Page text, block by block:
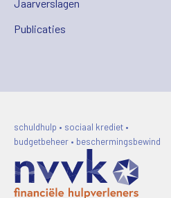
Jaarverslagen
Publicaties
schuldhulp • sociaal krediet •
budgetbeheer • beschermingsbewind